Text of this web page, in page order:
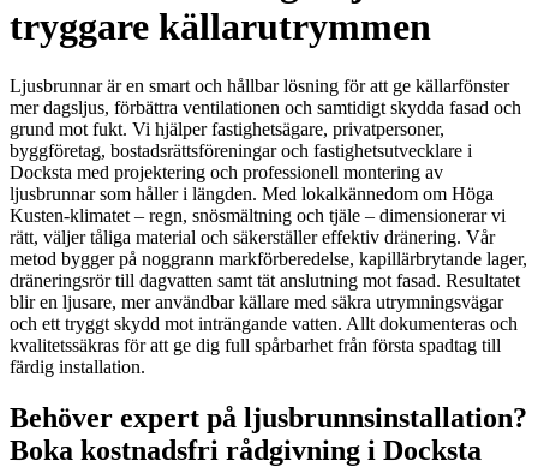
tryggare källarutrymmen
Ljusbrunnar är en smart och hållbar lösning för att ge källarfönster
mer dagsljus, förbättra ventilationen och samtidigt skydda fasad och
grund mot fukt. Vi hjälper fastighetsägare, privatpersoner,
byggföretag, bostadsrättsföreningar och fastighetsutvecklare i
Docksta med projektering och professionell montering av
ljusbrunnar som håller i längden. Med lokalkännedom om Höga
Kusten-klimatet – regn, snösmältning och tjäle – dimensionerar vi
rätt, väljer tåliga material och säkerställer effektiv dränering. Vår
metod bygger på noggrann markförberedelse, kapillärbrytande lager,
dräneringsrör till dagvatten samt tät anslutning mot fasad. Resultatet
blir en ljusare, mer användbar källare med säkra utrymningsvägar
och ett tryggt skydd mot inträngande vatten. Allt dokumenteras och
kvalitetssäkras för att ge dig full spårbarhet från första spadtag till
färdig installation.
Behöver expert på ljusbrunnsinstallation?
Boka kostnadsfri rådgivning i Docksta